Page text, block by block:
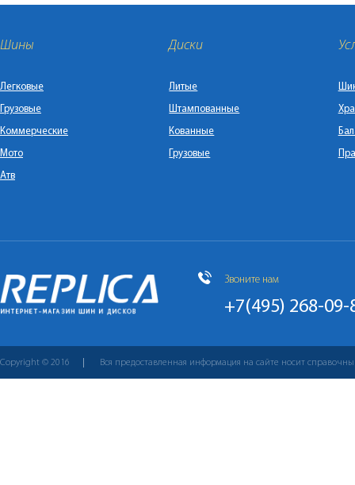
Шины
Легковые
Грузовые
Коммерческие
Мото
Атв
Диски
Литые
Штампованные
Кованные
Грузовые
Звоните нам
+7(495) 268-09-
Copyright © 2016 Вся предоставленная информация на сайте носит